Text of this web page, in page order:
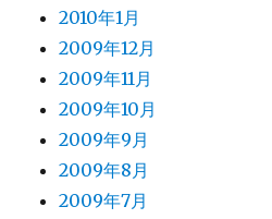
2010年1月
2009年12月
2009年11月
2009年10月
2009年9月
2009年8月
2009年7月